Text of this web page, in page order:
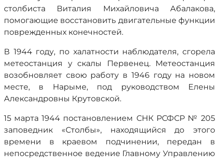
столбиста Виталия Михайловича Абалакова,
помогающие восстановить двигательные функции
поврежденных конечностей.
В 1944 году, по халатности наблюдателя, сгорела
метеостанция у скалы Первенец. Метеостанция
возобновляет свою работу в 1946 году на новом
месте, в Нарыме, под руководством Елены
Александровны Крутовской.
15 марта 1944 постановлением СНК РСФСР № 205
заповедник «Столбы», находящийся до этого
времени в краевом подчинении, передан в
непосредственное ведение Главному Управлению